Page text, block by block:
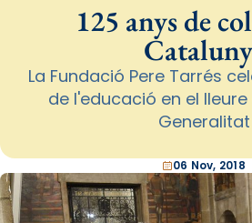
125 anys de
La Fundació Pere Tarrés
de l'educació en el
Generalitat
06 Nov, 2018